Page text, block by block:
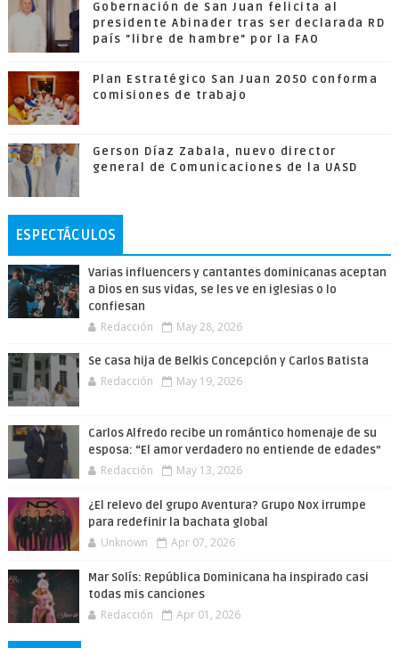
Gobernación de San Juan felicita al
presidente Abinader tras ser declarada RD
país "libre de hambre" por la FAO
Plan Estratégico San Juan 2050 conforma
comisiones de trabajo
Gerson Díaz Zabala, nuevo director
general de Comunicaciones de la UASD
ESPECTÁCULOS
Varias influencers y cantantes dominicanas aceptan
a Dios en sus vidas, se les ve en iglesias o lo
confiesan
Redacción May 28, 2026
Se casa hija de Belkis Concepción y Carlos Batista
Redacción May 19, 2026
Carlos Alfredo recibe un romántico homenaje de su
esposa: “El amor verdadero no entiende de edades”
Redacción May 13, 2026
¿El relevo del grupo Aventura? Grupo Nox irrumpe
para redefinir la bachata global
Unknown Apr 07, 2026
Mar Solís: República Dominicana ha inspirado casi
todas mis canciones
Redacción Apr 01, 2026